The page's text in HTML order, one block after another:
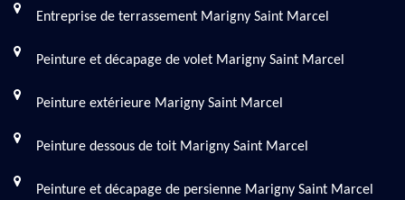
Entreprise de terrassement Marigny Saint Marcel
Peinture et décapage de volet Marigny Saint Marcel
Peinture extérieure Marigny Saint Marcel
Peinture dessous de toit Marigny Saint Marcel
Peinture et décapage de persienne Marigny Saint Marcel